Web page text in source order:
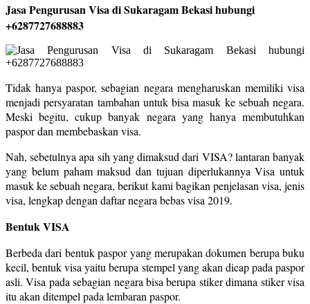
Jasa Pengurusan Visa di Sukaragam Bekasi hubungi
+6287727688883
Tidak hanya paspor, sebagian negara mengharuskan memiliki visa
menjadi persyaratan tambahan untuk bisa masuk ke sebuah negara.
Meski begitu, cukup banyak negara yang hanya membutuhkan
paspor dan membebaskan visa.
Nah, sebetulnya apa sih yang dimaksud dari VISA? lantaran banyak
yang belum paham maksud dan tujuan diperlukannya Visa untuk
masuk ke sebuah negara, berikut kami bagikan penjelasan visa, jenis
visa, lengkap dengan daftar negara bebas visa 2019.
Bentuk VISA
Berbeda dari bentuk paspor yang merupakan dokumen berupa buku
kecil, bentuk visa yaitu berupa stempel yang akan dicap pada paspor
asli. Visa pada sebagian negara bisa berupa stiker dimana stiker visa
itu akan ditempel pada lembaran paspor.